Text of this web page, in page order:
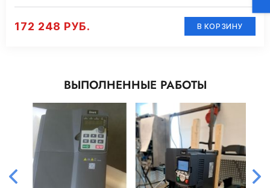
172 248 РУБ. В КОРЗИНУ
ВЫПОЛНЕННЫЕ РАБОТЫ